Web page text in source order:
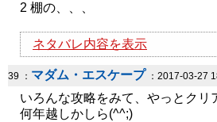
2 棚の、、、
ネタバレ内容を表示
39 ： マダム・エスケープ ：2017-03-27
いろんな攻略をみて、やっとクリ
何年越しかしら(^^;)